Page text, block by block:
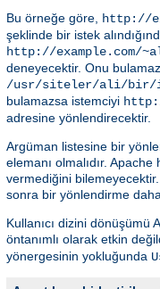
Bu örneğe göre,
http://
şeklinde bir istek
http://
deneyecektir. Onu
/usr/siteler/ali/bir/
bulamazsa istemciyi
adresine yönlendirecektir.
Argüman listesine bir
elemanı olmalıdır.
vermediğini
sonra bir yönlendirme
Kullanıcı dizini dönüşümü
öntanımlı olarak etkin
yönergesinin yokluğunda